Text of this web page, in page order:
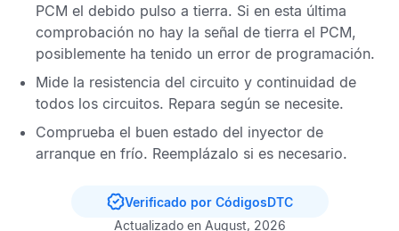
PCM el debido pulso a tierra. Si en esta última
comprobación no hay la señal de tierra el PCM,
posiblemente ha tenido un error de programación.
Mide la resistencia del circuito y continuidad de
todos los circuitos. Repara según se necesite.
Comprueba el buen estado del inyector de
arranque en frío. Reemplázalo si es necesario.
Verificado por CódigosDTC
Actualizado en August, 2026